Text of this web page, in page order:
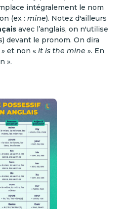
intégralement le nom
(ex : mine). Notez d'ailleurs
avec l’anglais, on n'utilise
devant le pronom. On dira
» et non « it is the mine ». En
».